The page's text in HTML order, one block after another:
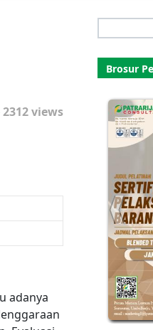
2312 views
adanya
for:
Brosur